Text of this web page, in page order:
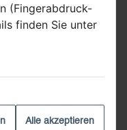
(Fingerabdruck-
finden Sie unter
Alle akzeptieren